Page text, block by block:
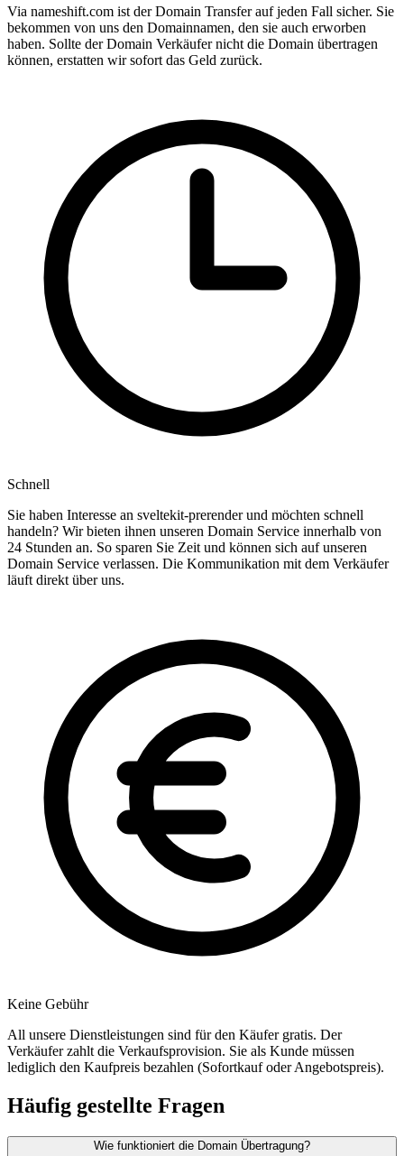
Via nameshift.com ist der Domain Transfer auf jeden Fall sicher. Sie
bekommen von uns den Domainnamen, den sie auch erworben
haben. Sollte der Domain Verkäufer nicht die Domain übertragen
können, erstatten wir sofort das Geld zurück.
Schnell
Sie haben Interesse an sveltekit-prerender und möchten schnell
handeln? Wir bieten ihnen unseren Domain Service innerhalb von
24 Stunden an. So sparen Sie Zeit und können sich auf unseren
Domain Service verlassen. Die Kommunikation mit dem Verkäufer
läuft direkt über uns.
Keine Gebühr
All unsere Dienstleistungen sind für den Käufer gratis. Der
Verkäufer zahlt die Verkaufsprovision. Sie als Kunde müssen
lediglich den Kaufpreis bezahlen (Sofortkauf oder Angebotspreis).
Häufig gestellte Fragen
Wie funktioniert die Domain Übertragung?